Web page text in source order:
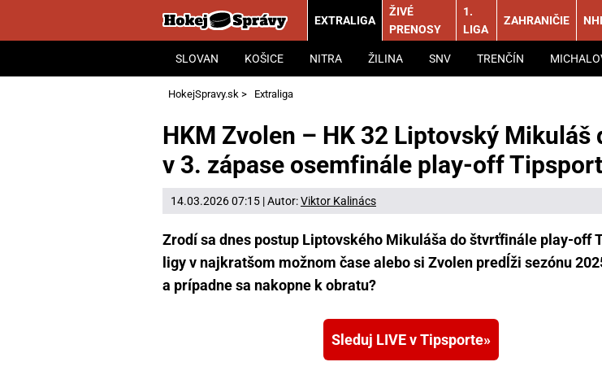
EXTRALIGA
SLOVAN KOŠICE NITRA ŽILINA SNV TRENČÍN
ŽIVÉ
PRENOSY
1.
LIGA
ZAHRANIČIE
HokejSpravy.sk > Extraliga
HKM Zvolen – HK 32 Liptovský Mikuláš
v 3. zápase osemfinále play-off
14.03.2026 07:15 | Autor:Viktor Kalinács
Zrodí sa dnes postup Liptovského Mikuláša do štvrťfinále play-off
ligy v najkratšom možnom čase alebo si Zvolen predĺži sezónu
a prípadne sa nakopne k obratu?
Sleduj LIVE v Tipsporte